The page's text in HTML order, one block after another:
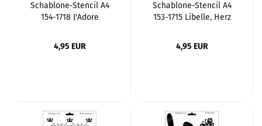
Schablone-Stencil A4
154-1718 J'Adore
4,95 EUR
Schablone-Stencil A4
153-1715 Libelle, Herz
4,95 EUR